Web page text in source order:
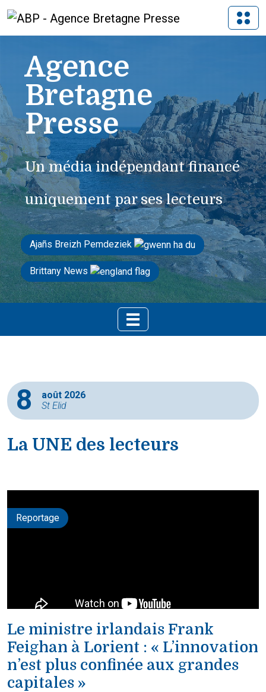
Ajañs Breizh Pemdeziek
Brittany News
Agence
Bretagne
Presse
Un média indépendant financé
uniquement par ses lecteurs
La UNE des lecteurs
8
août 2026
St Elid
Reportage
Le ministre irlandais Frank
Feighan à Lorient : « L’innovation
n’est plus confinée aux grandes
capitales »